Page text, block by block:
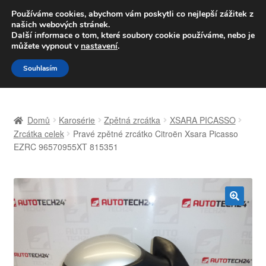
DOPRAVA od 139,-Kč
Volejte po-pá 9-16 704 494 494
Přeskočit
na
navigaci
Přejít
k
obsahu
Celosvětová doprava
Kontakt
Můj účet
Domů Karosérie Zpětná zrcátka
XSARA PICASSO
Zrcátka celek
Pravé zpětné zrcátko Citroën Xsara Picasso
EZRC 96570955XT 815351
Používáme cookies, abychom vám poskytli co nejlepší zážitek z
našich webových stránek.
Další informace o tom, které soubory cookie používáme, nebo je
můžete vypnout v nastavení.
Souhlasím